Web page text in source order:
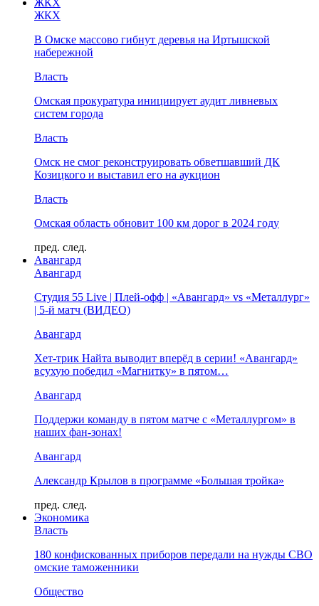
ЖКХ
ЖКХ
В Омске массово гибнут деревья на Иртышской
набережной
Власть
Омская прокуратура инициирует аудит ливневых
систем города
Власть
Омск не смог реконструировать обветшавший ДК
Козицкого и выставил его на аукцион
Власть
Омская область обновит 100 км дорог в 2024 году
пред. след.
Авангард
Авангард
Студия 55 Live | Плей-офф | «Авангард» vs «Металлург»
| 5-й матч (ВИДЕО)
Авангард
Хет-трик Найта выводит вперёд в серии! «Авангард»
всухую победил «Магнитку» в пятом…
Авангард
Поддержи команду в пятом матче с «Металлургом» в
наших фан-зонах!
Авангард
Александр Крылов в программе «Большая тройка»
пред. след.
Экономика
Власть
180 конфискованных приборов передали на нужды СВО
омские таможенники
Общество